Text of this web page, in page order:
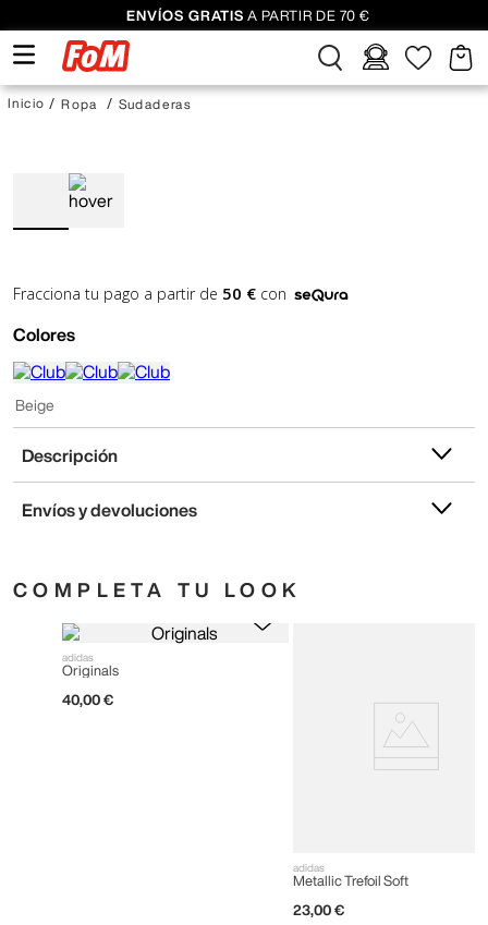
ENVÍOS GRATIS A PARTIR DE 70 €
Ropa Sudaderas
Fracciona tu pago a partir de 50 € con
Colores
Beige
Descripción
Envíos y devoluciones
COMPLETA TU LOOK
adidas
Originals
40,00 €
adidas
Metallic Trefoil Soft
23,00 €